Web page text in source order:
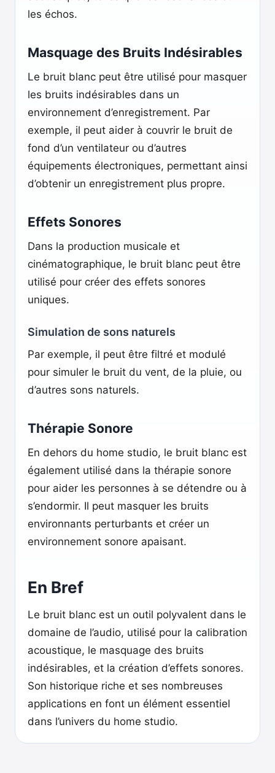
les échos.
Masquage des Bruits Indésirables
Le bruit blanc peut être utilisé pour masquer
les bruits indésirables dans un
environnement d’enregistrement. Par
exemple, il peut aider à couvrir le bruit de
fond d’un ventilateur ou d’autres
équipements électroniques, permettant ainsi
d’obtenir un enregistrement plus propre.
Effets Sonores
Dans la production musicale et
cinématographique, le bruit blanc peut être
utilisé pour créer des effets sonores
uniques.
Simulation de sons naturels
Par exemple, il peut être filtré et modulé
pour simuler le bruit du vent, de la pluie, ou
d’autres sons naturels.
Thérapie Sonore
En dehors du home studio, le bruit blanc est
également utilisé dans la thérapie sonore
pour aider les personnes à se détendre ou à
s’endormir. Il peut masquer les bruits
environnants perturbants et créer un
environnement sonore apaisant.
En Bref
Le bruit blanc est un outil polyvalent dans le
domaine de l’audio, utilisé pour la calibration
acoustique, le masquage des bruits
indésirables, et la création d’effets sonores.
Son historique riche et ses nombreuses
applications en font un élément essentiel
dans l’univers du home studio.